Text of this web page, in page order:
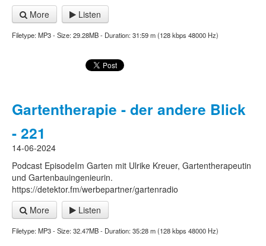
More
Listen
Filetype: MP3 - Size: 29.28MB - Duration: 31:59 m (128 kbps 48000 Hz)
Gartentherapie - der andere Blick
- 221
14-06-2024
Podcast EpisodeIm Garten mit Ulrike Kreuer, Gartentherapeutin
und Gartenbauingenieurin.
https://detektor.fm/werbepartner/gartenradio
More
Listen
Filetype: MP3 - Size: 32.47MB - Duration: 35:28 m (128 kbps 48000 Hz)